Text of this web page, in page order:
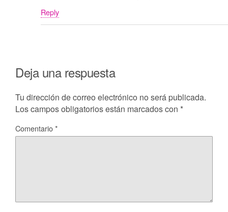
Reply
Deja una respuesta
Tu dirección de correo electrónico no será publicada.
Los campos obligatorios están marcados con *
Comentario*